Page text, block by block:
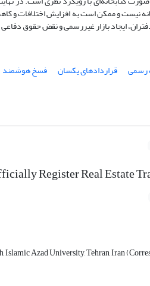
نیست و ممکن است به افزایش اختلافات و
ایجاد بازار غیررسمی و نقض حقوق
رسمی قراردادهای یکسان
فسخ هوشمند
Register Real Estate
Islamic Azad University, Tehran, Iran